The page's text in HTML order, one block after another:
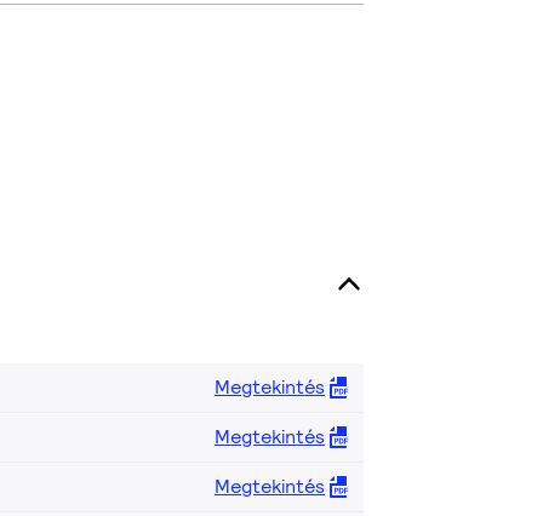
Megtekintés
Megtekintés
Megtekintés